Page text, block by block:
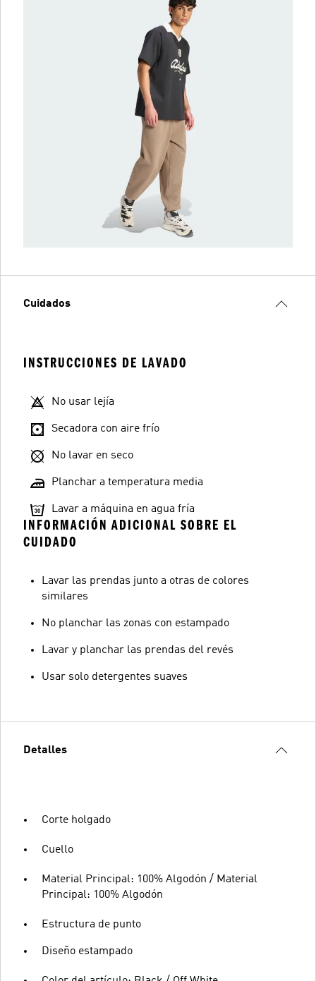
Cuidados
INSTRUCCIONES DE LAVADO
No usar lejía
Secadora con aire frío
No lavar en seco
Planchar a temperatura media
Lavar a máquina en agua fría
INFORMACIÓN ADICIONAL SOBRE EL
CUIDADO
Lavar las prendas junto a otras de colores
similares
No planchar las zonas con estampado
Lavar y planchar las prendas del revés
Usar solo detergentes suaves
Detalles
Corte holgado
Cuello
Material Principal: 100% Algodón / Material
Principal: 100% Algodón
Estructura de punto
Diseño estampado